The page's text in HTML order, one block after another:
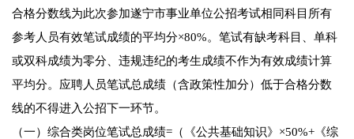
合格分数线为此次参加遂宁市事业单位公招考试相同科目所有
参考人员有效笔试成绩的平均分×80%。笔试有缺考科目、单科
或双科成绩为零分、违规违纪的考生成绩不作为有效成绩计算
平均分。应聘人员笔试总成绩（含政策性加分）低于合格分数
线的不得进入公招下一环节。
（一）综合类岗位笔试总成绩=（《公共基础知识》×50%+《综